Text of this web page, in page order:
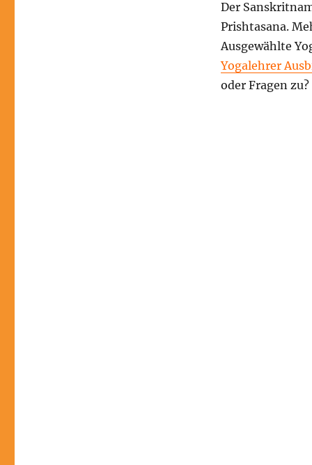
Der
Prishtasana.
Ausgewählte
Yogalehrer
oder Fragen